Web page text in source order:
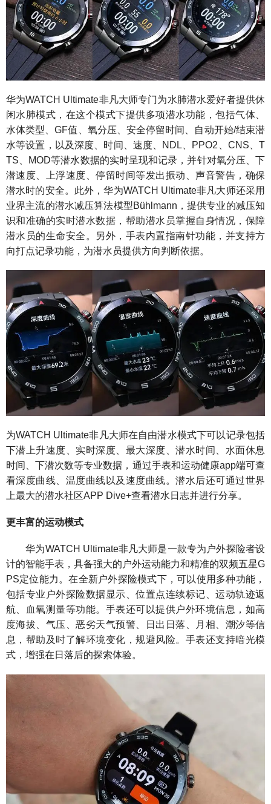
华为WATCH Ultimate非凡大师专门为水肺潜水爱好者提供休
闲水肺模式，在这个模式下提供多项潜水功能，包括气体、
水体类型、GF值、氧分压、安全停留时间、自动开始/结束潜
水等设置，以及深度、时间、速度、NDL、PPO2、CNS、T
TS、MOD等潜水数据的实时呈现和记录，并针对氧分压、下
潜速度、上浮速度、停留时间等发出振动、声音警告，确保
潜水时的安全。此外，华为WATCH Ultimate非凡大师还采用
业界主流的潜水减压算法模型Bühlmann，提供专业的减压知
识和准确的实时潜水数据，帮助潜水员掌握自身情况，保障
潜水员的生命安全。另外，手表内置指南针功能，并支持方
向打点记录功能，为潜水员提供方向判断依据。
为WATCH Ultimate非凡大师在自由潜水模式下可以记录包括
下潜上升速度、实时深度、最大深度、潜水时间、水面休息
时间、下潜次数等专业数据，通过手表和运动健康app端可查
看深度曲线、温度曲线以及速度曲线。潜水后还可通过世界
上最大的潜水社区APP Dive+查看潜水日志并进行分享。
更丰富的运动模式
华为WATCH Ultimate非凡大师是一款专为户外探险者设
计的智能手表，具备强大的户外运动能力和精准的双频五星G
PS定位能力。在全新户外探险模式下，可以使用多种功能，
包括专业户外探险数据显示、位置点连续标记、运动轨迹返
航、血氧测量等功能。手表还可以提供户外环境信息，如高
度海拔、气压、恶劣天气预警、日出日落、月相、潮汐等信
息，帮助及时了解环境变化，规避风险。手表还支持暗光模
式，增强在日落后的探索体验。